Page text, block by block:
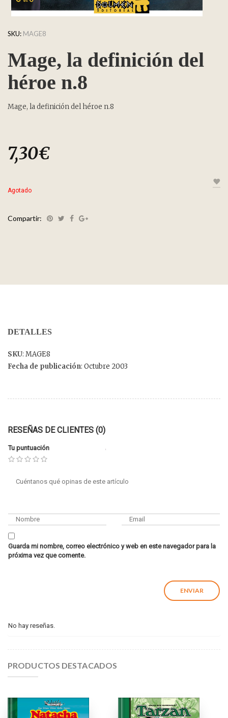
SKU: MAGE8
Mage, la definición del
héroe n.8
Mage, la definición del héroe n.8
7,30€
Agotado
Compartir:
DETALLES
SKU: MAGE8
Fecha de publicación: Octubre 2003
RESEÑAS DE CLIENTES (0)
Tu puntuación
Guarda mi nombre, correo electrónico y web en este navegador para la
próxima vez que comente.
No hay reseñas.
PRODUCTOS DESTACADOS